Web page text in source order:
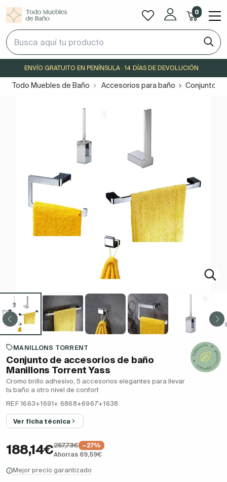
0
ENVÍO GRATUITO EN PENÍNSULA · 14 DÍAS DE DEVOLUCIÓN
Todo Muebles de Baño Accesorios para baño Conjuntos
MANILLONS TORRENT
Conjunto de accesorios de baño
Manillons Torrent Yass
Cromo brillo adhesivo, 5 accesorios elegantes para llevar
tu baño a otro nivel de confort
REF 1663+1691+ 6868+6967+1638
Ver ficha técnica
188,14€257,73€
−27%
Ahorras 69,59€
Mejor precio garantizado